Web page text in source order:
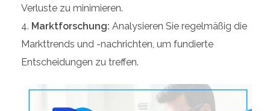
Verluste zu minimieren.
Marktforschung: Analysieren Sie regelmäßig die
Markttrends und -nachrichten, um fundierte
Entscheidungen zu treffen.